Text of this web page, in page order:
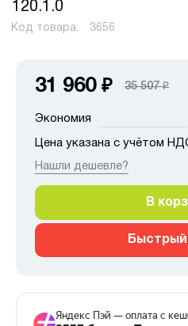
120.1.0
Код товара: 3656
31 960 ₽ 35 507₽
Экономия
Цена указана с учётом
Нашли дешевле?
В
Быстрый